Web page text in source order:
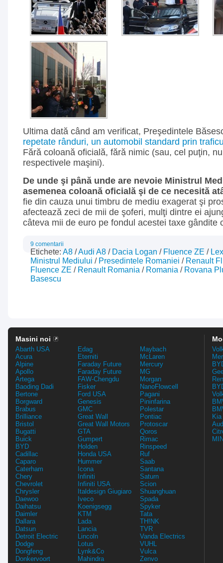
Ultima dată când am verificat, Preşedintele
repetate rânduri, un automobil standard prin
Fără coloană oficială, fără nimic (sau, cel puţin,
respectivele maşini).
De unde şi până unde are nevoie Ministrul
asemenea coloană oficială şi de ce necesită
fie din cauza unui timbru de mediu exagerat şi
afectează zeci de mii de şoferi, mulţi dintre ei
câteva mii de euro pe fondul acestei taxe gândite
9 comentarii
Etichete: A8 /Audi A8 / Dacia Logan / Fluence ZE /
Ministrul Mediului / Presedintele Romaniei / Renault
Fluence ZE / Renault Romania / Romania / Rovana
Basescu
Masini noi
Abarth USA
Acura
Alpine
Apollo
Artega
Baoding Dadi
Bertone
Borgward
Brabus
Brilliance
Bristol
Bugatti
Buick
BYD
Cadillac
Caparo
Caterham
Chery
Chevrolet
Chrysler
Daewoo
Daihatsu
Daimler
Dallara
Datsun
Detroit Electric
Dodge
Dongfeng
Donkervoort
Edag
Eterniti
Faraday Future
Faraday Future
FAW-Chengdu
Fisker
Ford USA
Genesis
GMC
Great Wall
Great Wall Motors
GTA
Gumpert
Holden
Honda USA
Hummer
Icona
Infiniti
Infiniti USA
Italdesign Giugiaro
Iveco
Koenigsegg
KTM
Lada
Lancia
Lincoln
Lotus
Lynk&Co
Mahindra
Maybach
McLaren
Mercury
MG
Morgan
NanoFlowcell
Pagani
Pininfarina
Polestar
Pontiac
Protoscar
Qoros
Rimac
Rinspeed
Ruf
Saab
Santana
Saturn
Scion
Shuanghuan
Spada
Spyker
Tata
TH!NK
TVR
Vanda Electrics
VUHL
Vulca
Zenvo